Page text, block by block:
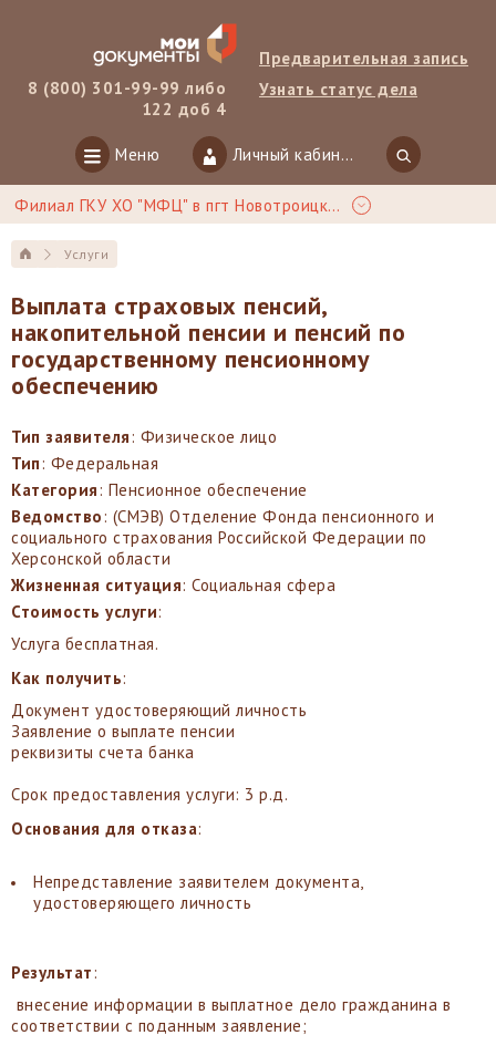
8 (800) 301-99-99 либо
122 доб 4
Предварительная запись
Узнать статус дела
Меню Личный кабинет
Филиал ГКУ ХО "МФЦ" в пгт Новотроицкое
Услуги
Выплата страховых пенсий,
накопительной пенсии и пенсий по
государственному пенсионному
обеспечению
Тип заявителя: Физическое лицо
Тип: Федеральная
Категория: Пенсионное обеспечение
Ведомство: (СМЭВ) Отделение Фонда пенсионного и
социального страхования Российской Федерации по
Херсонской области
Жизненная ситуация: Социальная сфера
Стоимость услуги:
Услуга бесплатная.
Как получить:
Документ удостоверяющий личность
Заявление о выплате пенсии
реквизиты счета банка
Срок предоставления услуги: 3 р.д.
Основания для отказа:
Непредставление заявителем документа,
удостоверяющего личность
Результат:
внесение информации в выплатное дело гражданина в
соответствии с поданным заявление;